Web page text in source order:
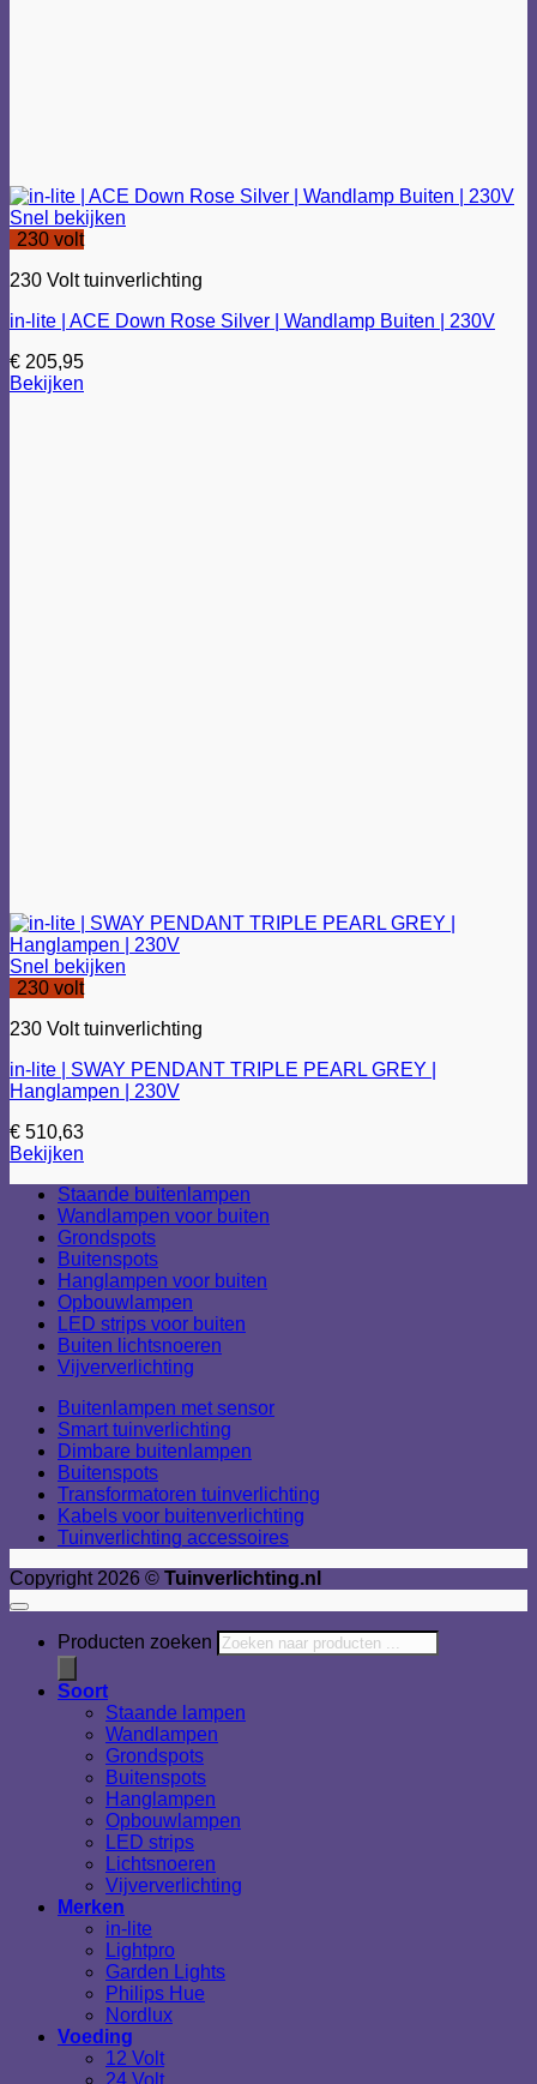
Snel bekijken
230 volt
230 Volt tuinverlichting
in-lite | ACE Down Rose Silver | Wandlamp Buiten | 230V
€ 205,95
Bekijken
Snel bekijken
230 volt
230 Volt tuinverlichting
in-lite | SWAY PENDANT TRIPLE PEARL GREY |
Hanglampen | 230V
€ 510,63
Bekijken
Staande buitenlampen
Wandlampen voor buiten
Grondspots
Buitenspots
Hanglampen voor buiten
Opbouwlampen
LED strips voor buiten
Buiten lichtsnoeren
Vijververlichting
Buitenlampen met sensor
Smart tuinverlichting
Dimbare buitenlampen
Buitenspots
Transformatoren tuinverlichting
Kabels voor buitenverlichting
Tuinverlichting accessoires
Copyright 2026 © Tuinverlichting.nl
Producten zoeken
Soort
Staande lampen
Wandlampen
Grondspots
Buitenspots
Hanglampen
Opbouwlampen
LED strips
Lichtsnoeren
Vijververlichting
Merken
in-lite
Lightpro
Garden Lights
Philips Hue
Nordlux
Voeding
12 Volt